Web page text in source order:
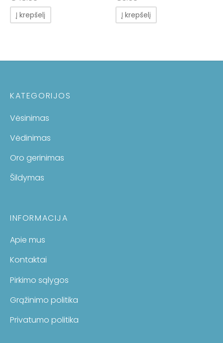
Į krepšelį Į krepšelį
KATEGORIJOS
Vėsinimas
Vėdinimas
Oro gerinimas
Šildymas
INFORMACIJA
Apie mus
Kontaktai
Pirkimo sąlygos
Grąžinimo politika
Privatumo politika